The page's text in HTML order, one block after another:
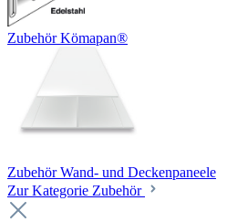
Zubehör Kömapan®
Zubehör Wand- und Deckenpaneele
Zur Kategorie Zubehör